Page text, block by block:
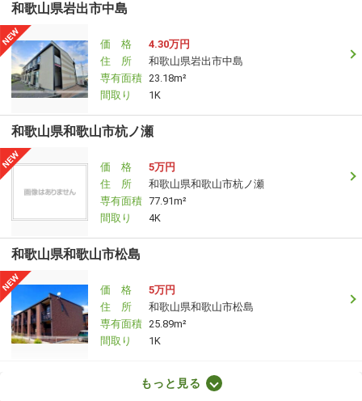
和歌山県岩出市中島
価 格
4.30万円
住 所
和歌山県岩出市中島
専有面積 23.18m²
間取り
1K
和歌山県和歌山市杭ノ瀬
価 格
5万円
住 所
和歌山県和歌山市杭ノ瀬
専有面積 77.91m²
間取り
4K
和歌山県和歌山市松島
価 格
5万円
住 所
和歌山県和歌山市松島
専有面積 25.89m²
間取り
1K
もっと見る